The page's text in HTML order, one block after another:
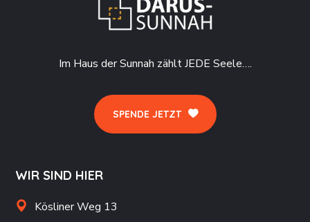
Im Haus der Sunnah zählt JEDE Seele….
SPENDE JETZT
WIR SIND HIER
Kösliner Weg 13